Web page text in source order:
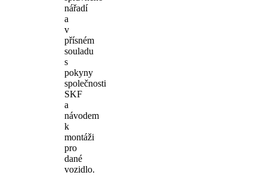
nářadí
a
v
přísném
souladu
s
pokyny
společnosti
SKF
a
návodem
k
montáži
pro
dané
vozidlo.